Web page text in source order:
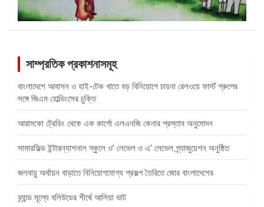
সাম্প্রতিক প্রকাশনাসমূহ
বাংলাদেশে আবাসন ও হাই-টেক খাতে বড় বিনিয়োগে চায়না রেলওয়ে ফার্স্ট গ্রুপের
সঙ্গে জিএম হোল্ডিংসের চুক্তি
আরামকো ট্রেডিং থেকে এক কার্গো এলএনজি কেনার প্রস্তাব অনুমোদন
সামারফিল্ড ইন্টারন্যাশনাল স্কুলে ও’ লেভেল ও এ’ লেভেল গ্র্যাজুয়েশন অনুষ্ঠিত
জলবায়ু অর্থায়ন বাড়াতে বিনিয়োগযোগ্য প্রকল্প তৈরিতে জোর বাংলাদেশের
ব্র্যান্ড মূল্যে বলিউডের শীর্ষে আলিয়া ভাট